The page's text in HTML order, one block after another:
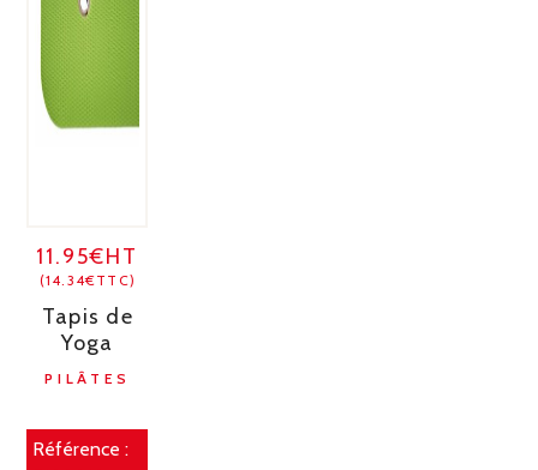
11.95€HT
(14.34€TTC)
Tapis de
Yoga
PILÂTES
Référence :